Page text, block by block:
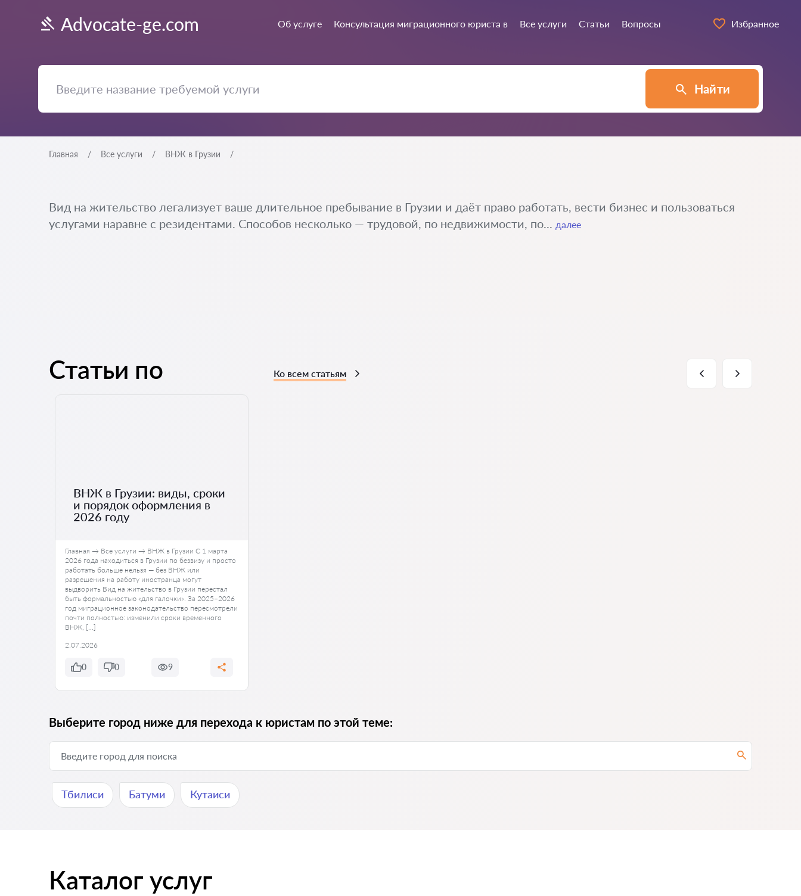
Advocate-ge.com Об услуге Консультация миграционного юриста в Все услуги Статьи Вопросы Избранное
Найти
Главная Все услуги ВНЖ в Грузии
Вид на жительство легализует ваше длительное пребывание в Грузии и даёт право работать, вести бизнес и пользоваться
услугами наравне с резидентами. Способов несколько — трудовой, по недвижимости, по... далее
Статьи по Ко всем статьям
ВНЖ в Грузии: виды, сроки
и порядок оформления в
2026 году
Главная → Все услуги → ВНЖ в Грузии С 1 марта
2026 года находиться в Грузии по безвизу и просто
работать больше нельзя — без ВНЖ или
разрешения на работу иностранца могут
выдворить Вид на жительство в Грузии перестал
быть формальностью «для галочки». За 2025–2026
год миграционное законодательство пересмотрели
почти полностью: изменили сроки временного
ВНЖ, […]
2.07.2026
0 0 9
Выберите город ниже для перехода к юристам по этой теме:
Тбилиси Батуми Кутаиси
Каталог услуг